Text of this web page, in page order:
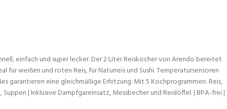
einfach und super lecker. Der 2 Liter Reiskocher von Arendo bereitet
für weißen und roten Reis, für Naturreis und Sushi. Temperatursensoren
garantieren eine gleichmäßige Erhitzung. Mit 5 Kochprogrammen: Reis,
| Inklusive Dampfgareinsatz, Messbecher und Reislöffel. | BPA-frei |